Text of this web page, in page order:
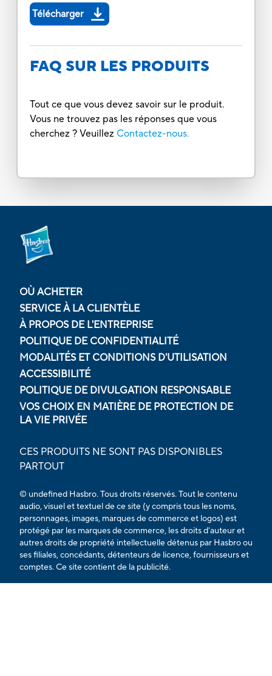
Télécharger
FAQ SUR LES PRODUITS
Tout ce que vous devez savoir sur le produit.
Vous ne trouvez pas les réponses que vous
cherchez ? Veuillez Contactez-nous.
OÙ ACHETER
SERVICE À LA CLIENTÈLE
À PROPOS DE L'ENTREPRISE
POLITIQUE DE CONFIDENTIALITÉ
MODALITÉS ET CONDITIONS D'UTILISATION
ACCESSIBILITÉ
POLITIQUE DE DIVULGATION RESPONSABLE
VOS CHOIX EN MATIÈRE DE PROTECTION DE
LA VIE PRIVÉE
CES PRODUITS NE SONT PAS DISPONIBLES
PARTOUT
© undefined Hasbro. Tous droits réservés. Tout le contenu
audio, visuel et textuel de ce site (y compris tous les noms,
personnages, images, marques de commerce et logos) est
protégé par les marques de commerce, les droits d'auteur et
autres droits de propriété intellectuelle détenus par Hasbro ou
ses filiales, concédants, détenteurs de licence, fournisseurs et
comptes. Ce site contient de la publicité.